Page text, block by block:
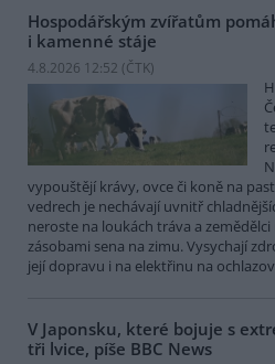
Hospodářským zvířatům
i kamenné stáje
4.8.2026 12:52 (ČTK)
vypouštějí krávy, ovce či koně na
vedrech je nechávají uvnitř
neroste na loukách tráva a
zásobami sena na zimu. Vysychají
její dopravu i na elektřinu na
V Japonsku, které bojuje s
tři lvice, píše BBC News